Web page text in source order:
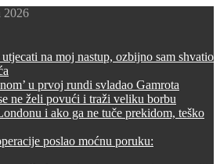
2026
na moj nastup, ozbijno sam shvatio
u prvoj rundi svladao Gamrota
ne želi povući i traži veliku borbu
i ako ga ne tuče prekidom, teško
poslao moćnu poruku: